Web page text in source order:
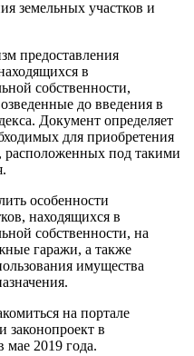
земельных участков и
предоставления
в
собственности,
до введения в
Документ определяет
для приобретения
расположенных под такими
особенности
находящихся в
собственности, на
гаражи, а также
имущества
на портале
законопроект в
мае 2019 года.